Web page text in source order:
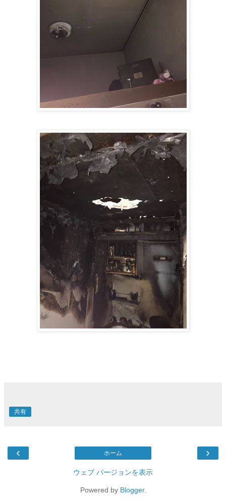
共有
‹ ›
ホーム
ウェブ バージョンを表示
Powered by Blogger.